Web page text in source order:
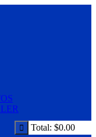
Total: $0.00